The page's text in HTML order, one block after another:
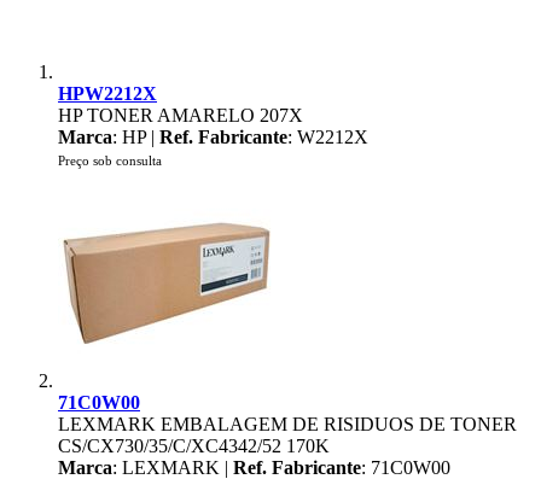
HPW2212X
HP TONER AMARELO 207X
Marca: HP | Ref. Fabricante: W2212X
Preço sob consulta
71C0W00
LEXMARK EMBALAGEM DE RISIDUOS DE TONER
CS/CX730/35/C/XC4342/52 170K
Marca: LEXMARK | Ref. Fabricante: 71C0W00